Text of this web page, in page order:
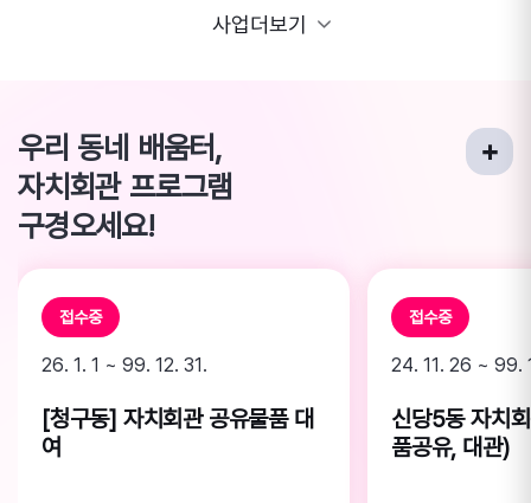
사업더보기
우리 동네 배움터,
자치회관 프로그램
구경오세요!
접수중
26. 1. 1 ~ 99. 12. 31.
[청구동] 자치회관 공유물품 대
여
접수중
24. 11. 26 ~ 99.
신당5동 자치
품공유, 대관)